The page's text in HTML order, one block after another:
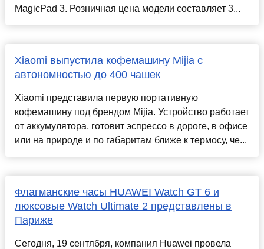
MagicPad 3. Розничная цена модели составляет 3...
Xiaomi выпустила кофемашину Mijia с
автономностью до 400 чашек
Xiaomi представила первую портативную
кофемашину под брендом Mijia. Устройство работает
от аккумулятора, готовит эспрессо в дороге, в офисе
или на природе и по габаритам ближе к термосу, че...
Флагманские часы HUAWEI Watch GT 6 и
люксовые Watch Ultimate 2 представлены в
Париже
Сегодня, 19 сентября, компания Huawei провела